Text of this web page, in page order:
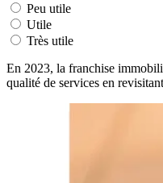
Peu utile
Utile
Très utile
En 2023, la franchise
qualité de services en